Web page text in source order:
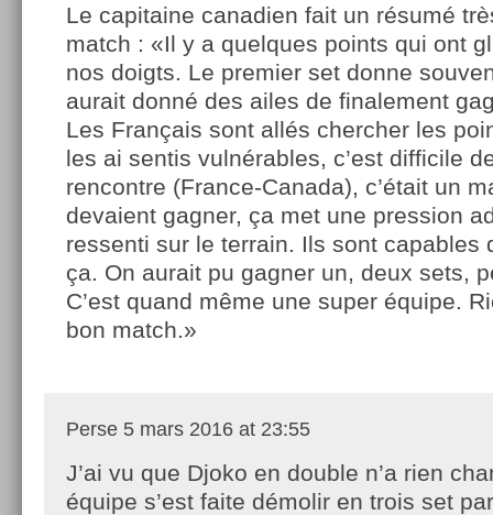
Le capitaine canadien fait un résumé
match : «Il y a quelques points qui ont
nos doigts. Le premier set donne
aurait donné des ailes de finalement
Les Français sont allés chercher les
les ai sentis vulnérables, c’est difficile
rencontre (France-Canada), c’était un
devaient gagner, ça met une pression
ressenti sur le terrain. Ils sont capables
ça. On aurait pu gagner un, deux sets,
C’est quand même une super équipe.
bon match.»
Perse 5 mars 2016 at 23:55
J’ai vu que Djoko en double n’a rien
équipe s’est faite démolir en trois set